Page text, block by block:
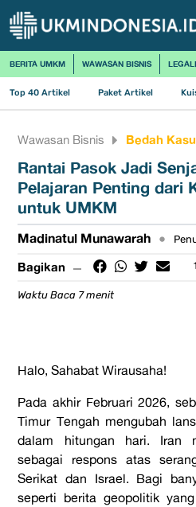
BERITA UMKM WAWASAN BISNIS
Top 40 Artikel Paket Artikel
Wawasan Bisnis Bedah
Rantai Pasok Jadi
Pelajaran Penting dari
untuk UMKM
Madinatul Munawarah •
Bagikan
Waktu Baca 7 menit
Halo, Sahabat Wirausaha!
Pada akhir Februari 2026,
Timur Tengah mengubah
dalam hitungan hari. Iran
sebagai respons atas
Serikat dan Israel. Bagi
seperti berita geopolitik